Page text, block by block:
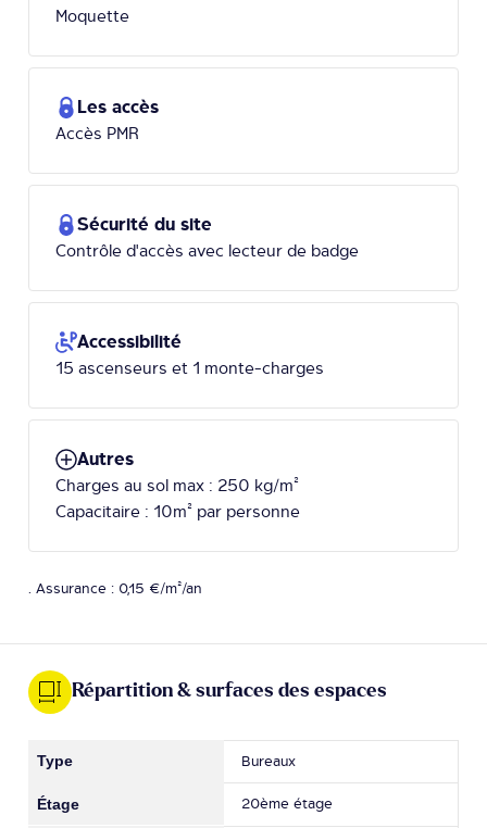
Moquette
Les accès
Accès PMR
Sécurité du site
Contrôle d'accès avec lecteur de badge
Accessibilité
15 ascenseurs et 1 monte-charges
Autres
Charges au sol max : 250 kg/m²
Capacitaire : 10m² par personne
. Assurance : 0,15 €/m²/an
Répartition & surfaces des espaces
Bureaux
20ème étage